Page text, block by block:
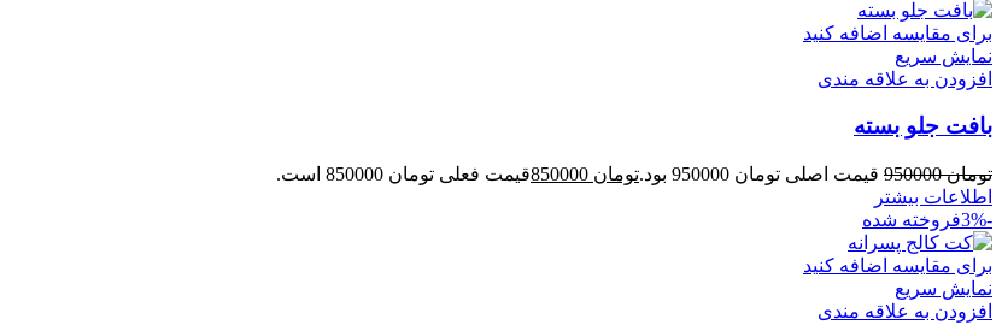
برای مقایسه اضافه کنید
نمایش سریع
افزودن به علاقه مندی
بافت جلو بسته
تومان950000 قیمت اصلی تومان 950000 بود. تومان
قیمت فعلی تومان 850000 است.
اطلاعات بیشتر
-3%
فروخته شده
برای مقایسه اضافه کنید
نمایش سریع
افزودن به علاقه مندی